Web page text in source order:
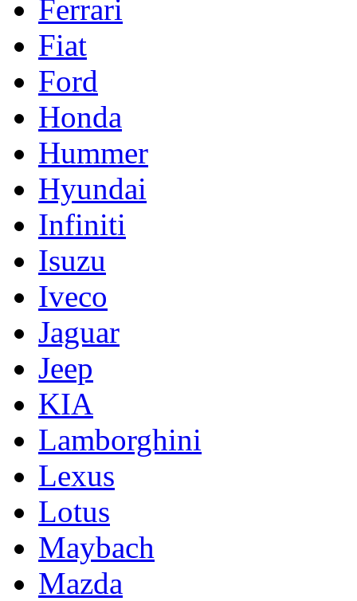
Ferrari
Fiat
Ford
Honda
Hummer
Hyundai
Infiniti
Isuzu
Iveco
Jaguar
Jeep
KIA
Lamborghini
Lexus
Lotus
Maybach
Mazda